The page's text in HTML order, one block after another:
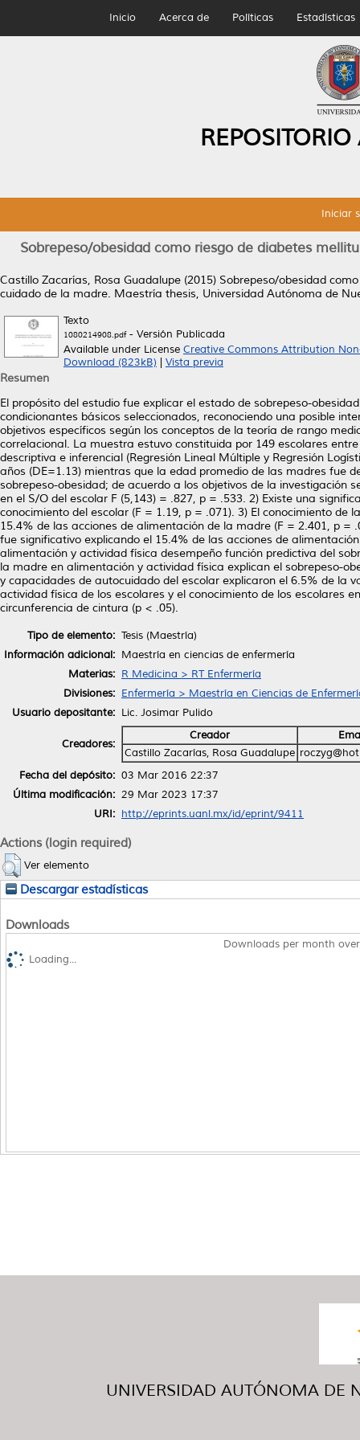
Inicio Acerca de Políticas Estadísticas
Iniciar
Sobrepeso/obesidad como riesgo de diabetes
Castillo Zacarías, Rosa Guadalupe (2015) Sobrepeso/obesidad
cuidado de la madre. Maestría thesis, Universidad Autónoma de
Texto
1080214908.pdf- Versión Publicada
Available under License Creative Commons Attribution
Download (823kB)
Vista previa
Resumen
El propósito del estudio fue explicar el estado de sobrepeso-
condicionantes básicos seleccionados, reconociendo una posible
objetivos específicos según los conceptos de la teoría de rango
correlacional. La muestra estuvo constituida por 149 escolares
descriptiva e inferencial (Regresión Lineal Múltiple y Regresión
años (DE=1.13) mientras que la edad promedio de las madres fue
sobrepeso-obesidad; de acuerdo a los objetivos de la investigación
en el S/O del escolar F (5,143) = .827, p = .533. 2) Existe una
conocimiento del escolar (F = 1.19, p = .071). 3) El conocimiento
15.4% de las acciones de alimentación de la madre (F = 2.401, p
fue significativo explicando el 15.4% de las acciones de
alimentación y actividad física desempeño función predictiva del
la madre en alimentación y actividad física explican el sobrepeso-
y capacidades de autocuidado del escolar explicaron el 6.5% de la
actividad física de los escolares y el conocimiento de los escolares
circunferencia de cintura (p < .05).
Tipo de elemento: Tesis (Maestría)
Información adicional: Maestría en ciencias de enfermería
Materias: R Medicina > RT Enfermería
Divisiones: Enfermería > Maestría en Ciencias de
Usuario depositante: Lic. Josimar Pulido
Creadores:
Creador
Castillo Zacarías, Rosa Guadalupe
Fecha del depósito: 03 Mar 2016 22:37
Última modificación: 29 Mar 2023 17:37
URI: http://eprints.uanl.mx/id/eprint/9411
Actions (login required)
Ver elemento
Descargar estadísticas
Downloads
Downloads per month
Loading...
UNIVERSIDAD AUTÓNOMA DE